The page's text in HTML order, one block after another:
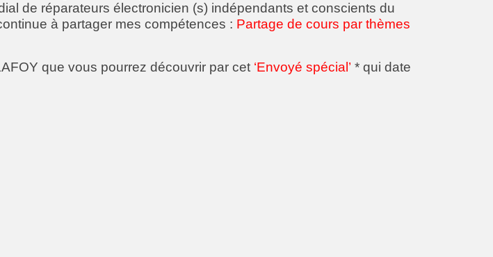
de réparateurs électronicien (s) indépendants et conscients du
à partager mes compétences : Partage de cours par thèmes
que vous pourrez découvrir par cet ‘Envoyé spécial’ * qui date